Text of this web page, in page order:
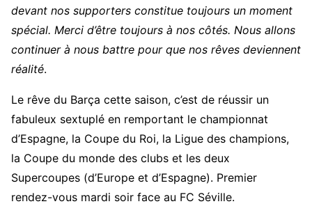
devant nos supporters constitue toujours un moment
spécial. Merci d’être toujours à nos côtés. Nous allons
continuer à nous battre pour que nos rêves deviennent
réalité.
Le rêve du Barça cette saison, c’est de réussir un
fabuleux sextuplé en remportant le championnat
d’Espagne, la Coupe du Roi, la Ligue des champions,
la Coupe du monde des clubs et les deux
Supercoupes (d’Europe et d’Espagne). Premier
rendez-vous mardi soir face au FC Séville.